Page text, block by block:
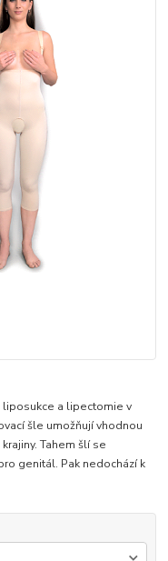
a lipectomie v
šle umožňují vhodnou
Tahem šlí se
genitál. Pak nedochází k